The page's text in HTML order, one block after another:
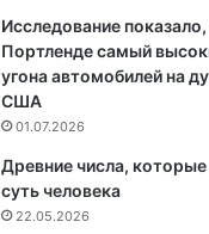
Исследование
Портленде самый
угона автомобилей на
США
01.07.2026
Древние числа,
суть человека
22.05.2026